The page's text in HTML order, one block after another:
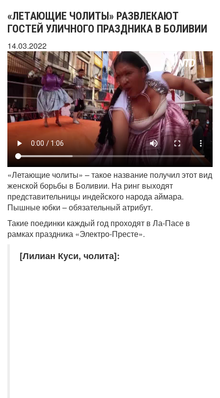
«ЛЕТАЮЩИЕ ЧОЛИТЫ» РАЗВЛЕКАЮТ
ГОСТЕЙ УЛИЧНОГО ПРАЗДНИКА В БОЛИВИИ
14.03.2022
«Летающие чолиты» – такое название получил этот вид
женской борьбы в Боливии. На ринг выходят
представительницы индейского народа аймара.
Пышные юбки – обязательный атрибут.
Такие поединки каждый год проходят в Ла-Пасе в
рамках праздника «Электро-Престе».
[Лилиан Куси, чолита]: